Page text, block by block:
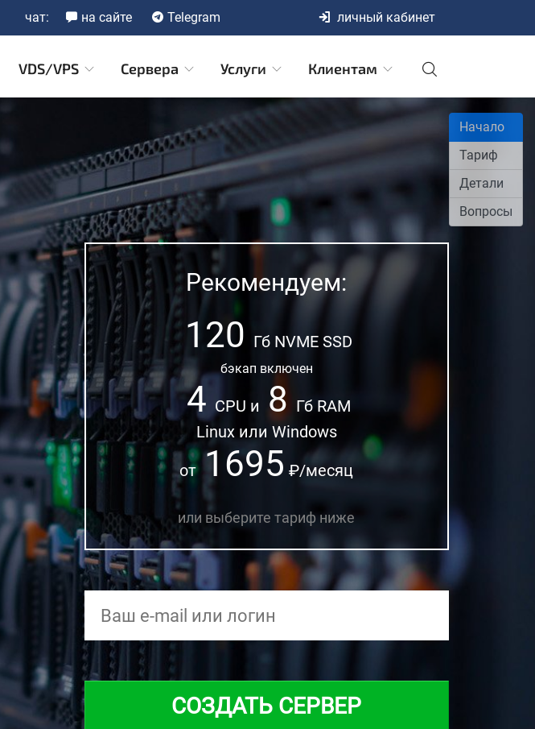
чат: на сайте Telegram личный кабинет
VDS/VPS Сервера Услуги Клиентам
Начало
Тариф
Детали
Вопросы
Рекомендуем:
120 Гб NVME SSD
бэкап включен
4 CPU и 8 Гб RAM
Linux или Windows
от 1695 ₽/месяц
или выберите тариф ниже
СОЗДАТЬ СЕРВЕР